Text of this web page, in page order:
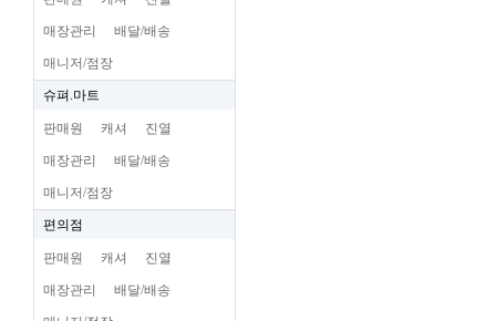
매장관리 배달/배송
매니저/점장
슈펴.마트
판매원 캐셔 진열
매장관리 배달/배송
매니저/점장
편의점
판매원 캐셔 진열
매장관리 배달/배송